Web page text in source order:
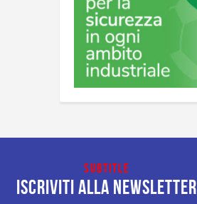
Subtitle
Iscriviti alla newsletter